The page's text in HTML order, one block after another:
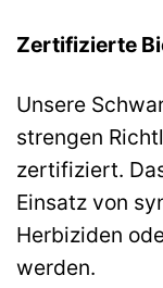
Zertifizierte
Unsere
strengen
zertifiziert.
Einsatz von
Herbiziden
werden.